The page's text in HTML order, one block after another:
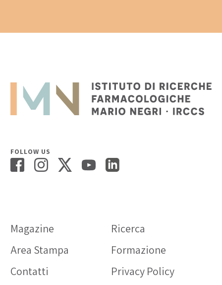
FOLLOW US
Magazine
Ricerca
Area Stampa
Formazione
Contatti
Privacy Policy